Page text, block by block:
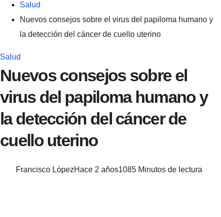
Salud
Nuevos consejos sobre el virus del papiloma humano y
la detección del cáncer de cuello uterino
Salud
Nuevos consejos sobre el
virus del papiloma humano y
la detección del cáncer de
cuello uterino
Francisco LópezHace 2 años1085 Minutos de lectura